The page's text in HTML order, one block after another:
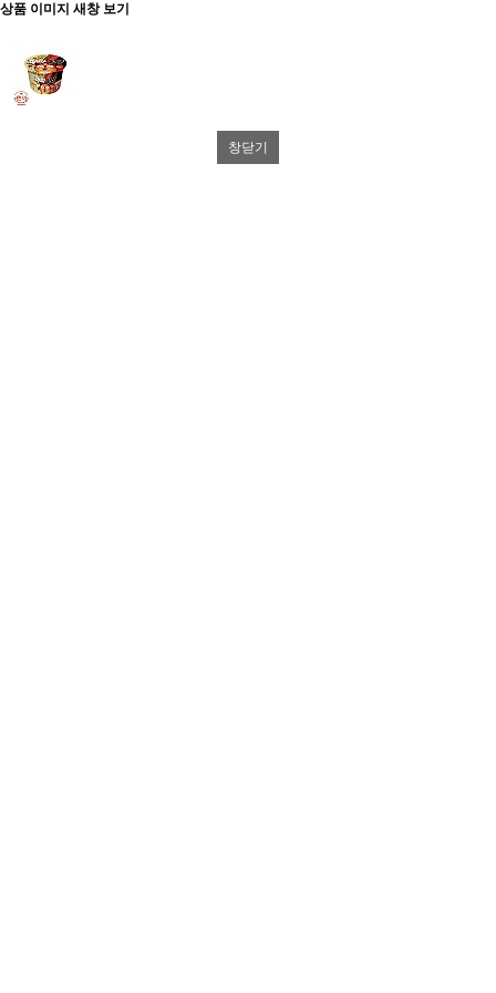
상품 이미지 새창 보기
창닫기